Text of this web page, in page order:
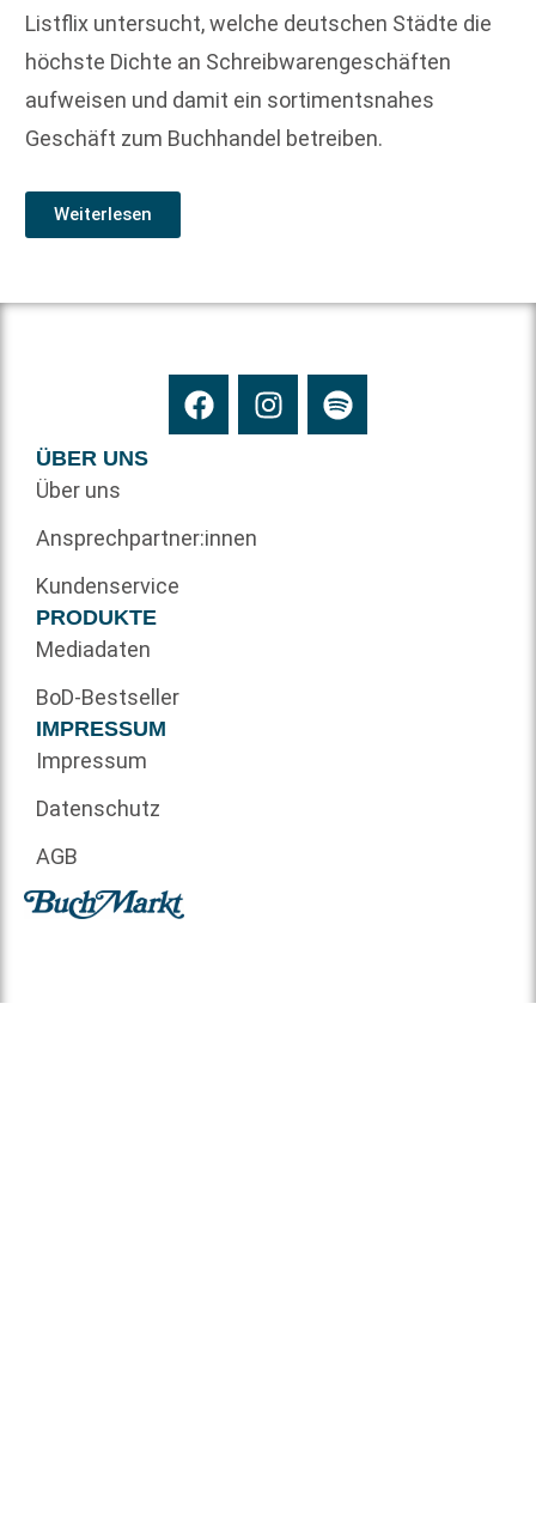
Listflix untersucht, welche deutschen Städte die
höchste Dichte an Schreibwarengeschäften
aufweisen und damit ein sortimentsnahes
Geschäft zum Buchhandel betreiben.
Weiterlesen
ÜBER UNS
Über uns
Ansprechpartner:innen
Kundenservice
PRODUKTE
Mediadaten
BoD-Bestseller
IMPRESSUM
Impressum
Datenschutz
AGB